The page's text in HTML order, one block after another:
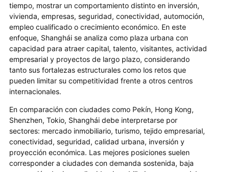
tiempo, mostrar un comportamiento distinto en inversión,
vivienda, empresas, seguridad, conectividad, automoción,
empleo cualificado o crecimiento económico. En este
enfoque, Shanghái se analiza como plaza urbana con
capacidad para atraer capital, talento, visitantes, actividad
empresarial y proyectos de largo plazo, considerando
tanto sus fortalezas estructurales como los retos que
pueden limitar su competitividad frente a otros centros
internacionales.
En comparación con ciudades como Pekín, Hong Kong,
Shenzhen, Tokio, Shanghái debe interpretarse por
sectores: mercado inmobiliario, turismo, tejido empresarial,
conectividad, seguridad, calidad urbana, inversión y
proyección económica. Las mejores posiciones suelen
corresponder a ciudades con demanda sostenida, baja